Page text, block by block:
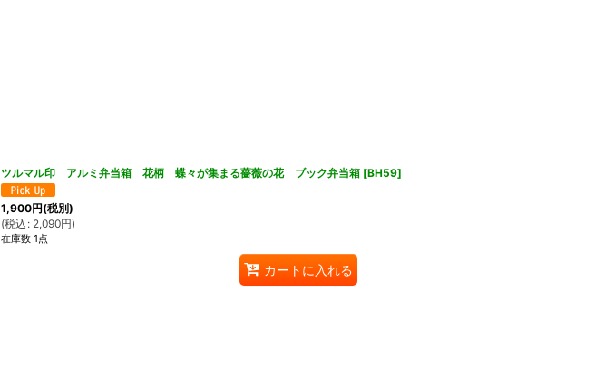
ツルマル印 アルミ弁当箱 花柄 蝶々が集まる薔薇の花 ブック弁当箱 [BH59]
1,900円(税別)
(税込 : 2,090円)
在庫数 1点
カートに入れる